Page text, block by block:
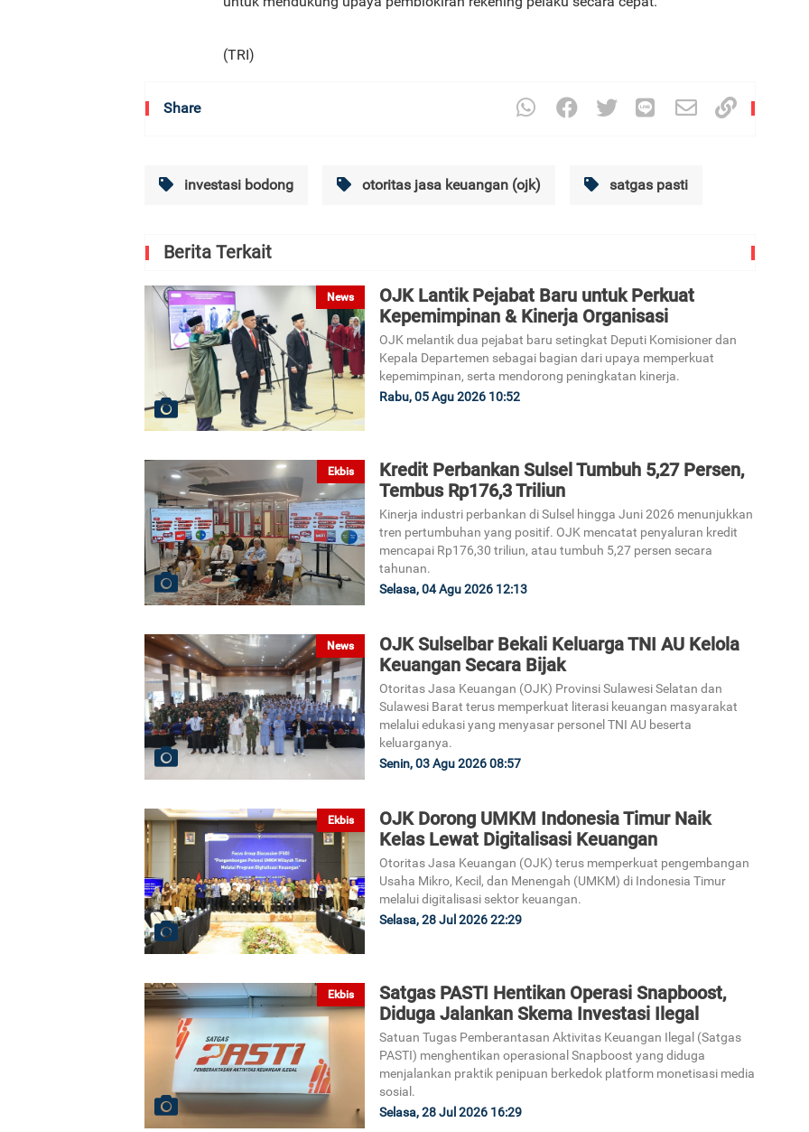
(TRI)
Share
investasi bodong otoritas jasa keuangan (ojk) satgas pasti
Berita Terkait
News
OJK Lantik Pejabat Baru untuk Perkuat
Kepemimpinan & Kinerja Organisasi
OJK melantik dua pejabat baru setingkat Deputi Komisioner dan
Kepala Departemen sebagai bagian dari upaya memperkuat
kepemimpinan, serta mendorong peningkatan kinerja.
Rabu, 05 Agu 2026 10:52
Ekbis
Kredit Perbankan Sulsel Tumbuh 5,27 Persen,
Tembus Rp176,3 Triliun
Kinerja industri perbankan di Sulsel hingga Juni 2026 menunjukkan
tren pertumbuhan yang positif. OJK mencatat penyaluran kredit
mencapai Rp176,30 triliun, atau tumbuh 5,27 persen secara
tahunan.
Selasa, 04 Agu 2026 12:13
News
OJK Sulselbar Bekali Keluarga TNI AU Kelola
Keuangan Secara Bijak
Otoritas Jasa Keuangan (OJK) Provinsi Sulawesi Selatan dan
Sulawesi Barat terus memperkuat literasi keuangan masyarakat
melalui edukasi yang menyasar personel TNI AU beserta
keluarganya.
Senin, 03 Agu 2026 08:57
Ekbis
OJK Dorong UMKM Indonesia Timur Naik
Kelas Lewat Digitalisasi Keuangan
Otoritas Jasa Keuangan (OJK) terus memperkuat pengembangan
Usaha Mikro, Kecil, dan Menengah (UMKM) di Indonesia Timur
melalui digitalisasi sektor keuangan.
Selasa, 28 Jul 2026 22:29
Ekbis
Satgas PASTI Hentikan Operasi Snapboost,
Diduga Jalankan Skema Investasi Ilegal
Satuan Tugas Pemberantasan Aktivitas Keuangan Ilegal (Satgas
PASTI) menghentikan operasional Snapboost yang diduga
menjalankan praktik penipuan berkedok platform monetisasi media
sosial.
Selasa, 28 Jul 2026 16:29